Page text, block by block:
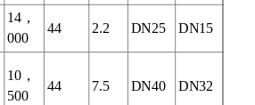
14，
000
44 2.2 DN25 DN15
10，
500
44 7.5 DN40 DN32